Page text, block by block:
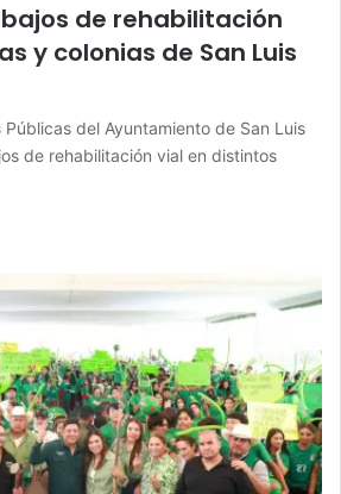
de rehabilitación
y colonias de San Luis
del Ayuntamiento de San Luis
de rehabilitación vial en distintos